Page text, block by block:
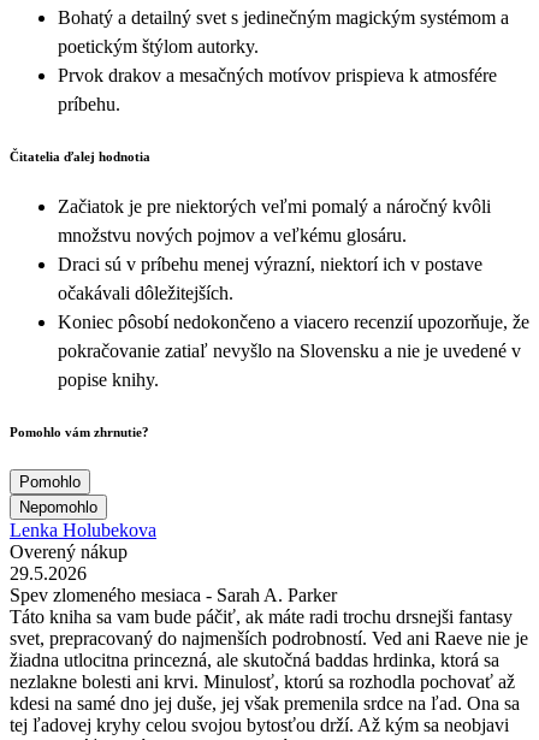
Bohatý a detailný svet s jedinečným magickým systémom a
poetickým štýlom autorky.
Prvok drakov a mesačných motívov prispieva k atmosfére
príbehu.
Čitatelia ďalej hodnotia
Začiatok je pre niektorých veľmi pomalý a náročný kvôli
množstvu nových pojmov a veľkému glosáru.
Draci sú v príbehu menej výrazní, niektorí ich v postave
očakávali dôležitejších.
Koniec pôsobí nedokončeno a viacero recenzií upozorňuje, že
pokračovanie zatiaľ nevyšlo na Slovensku a nie je uvedené v
popise knihy.
Pomohlo vám zhrnutie?
Pomohlo
Nepomohlo
Lenka Holubekova
Overený nákup
29.5.2026
Spev zlomeného mesiaca - Sarah A. Parker
Táto kniha sa vam bude páčiť, ak máte radi trochu drsnejši fantasy
svet, prepracovaný do najmenších podrobností. Ved ani Raeve nie je
žiadna utlocitna princezná, ale skutočná baddas hrdinka, ktorá sa
nezlakne bolesti ani krvi. Minulosť, ktorú sa rozhodla pochovať až
kdesi na samé dno jej duše, jej však premenila srdce na ľad. Ona sa
tej ľadovej kryhy celou svojou bytosťou drží. Až kým sa neobjavi